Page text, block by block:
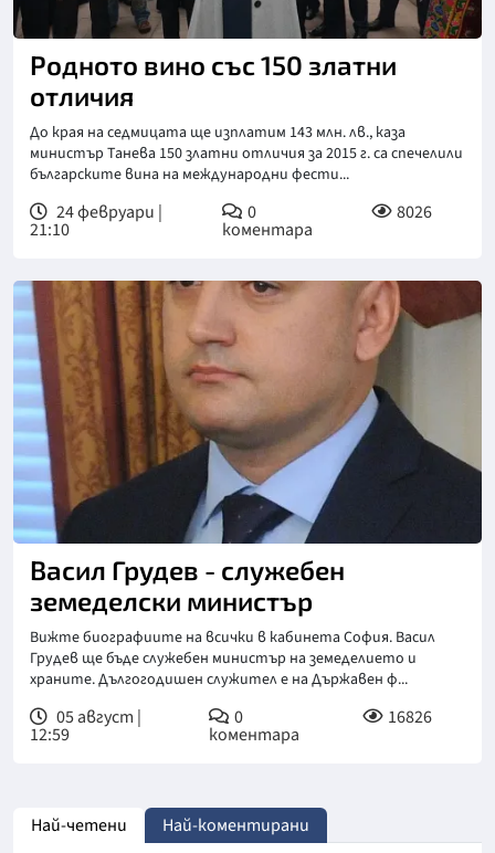
Родното вино със 150 златни
отличия
До края на седмицата ще изплатим 143 млн. лв., каза
министър Танева 150 златни отличия за 2015 г. са спечелили
българските вина на международни фести...
24 февруари |
21:10
0
коментара
8026
Васил Грудев - служебен
земеделски министър
Вижте биографиите на всички в кабинета София. Васил
Грудев ще бъде служебен министър на земеделието и
храните. Дългогодишен служител е на Държавен ф...
05 август |
12:59
0
коментара
16826
Най-четени Най-коментирани